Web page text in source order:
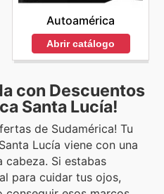
Autoamérica
Abrir catálogo
con Descuentos
Santa Lucía!
de Sudamérica! Tu
Lucía viene con una
Si estabas
para cuidar tus ojos,